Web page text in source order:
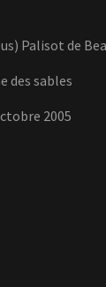
Palisot de
des sables
2005